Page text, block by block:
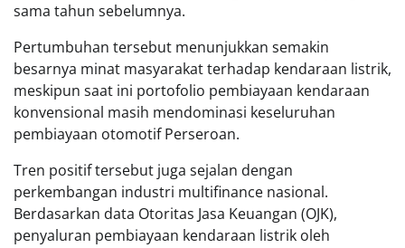
sama tahun sebelumnya.
Pertumbuhan tersebut menunjukkan semakin
besarnya minat masyarakat terhadap kendaraan listrik,
meskipun saat ini portofolio pembiayaan kendaraan
konvensional masih mendominasi keseluruhan
pembiayaan otomotif Perseroan.
Tren positif tersebut juga sejalan dengan
perkembangan industri multifinance nasional.
Berdasarkan data Otoritas Jasa Keuangan (OJK),
penyaluran pembiayaan kendaraan listrik oleh